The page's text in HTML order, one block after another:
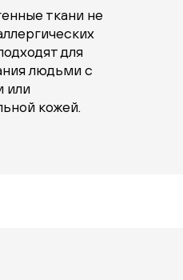
ткани не
для
людьми с
или
кожей.